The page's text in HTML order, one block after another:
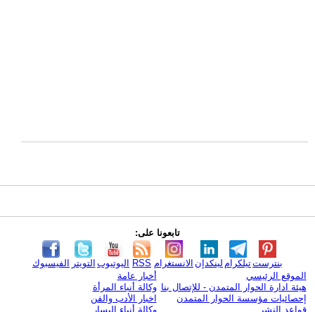
تابعونا على:
الفيسبوك التويتر اليوتيوب RSS الانستغرام لينكدإن تيلكرامبنترست
الموقع الرئيسي
هيئة ادارة الحوار المتمدن - للإتصال بنا
إحصائيات مؤسسة الحوار المتمدن
قواعد النشر
أخبار عامة
وكالة أنباء المرأة
اخبار الأدب والفن
وكالة أنباء اليسار